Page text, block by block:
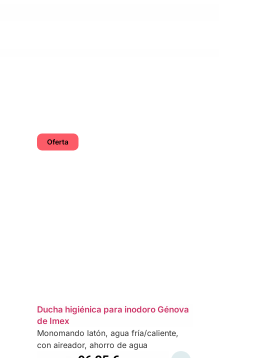
Oferta
Ducha higiénica para inodoro Génova
de Imex
Monomando latón, agua fría/caliente,
con aireador, ahorro de agua